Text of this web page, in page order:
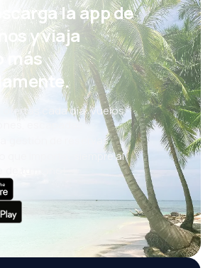
la app de
y viaja
más
ofertas cada día: vuelos,
escapadas
gestión de reservas
que importa, siempre al